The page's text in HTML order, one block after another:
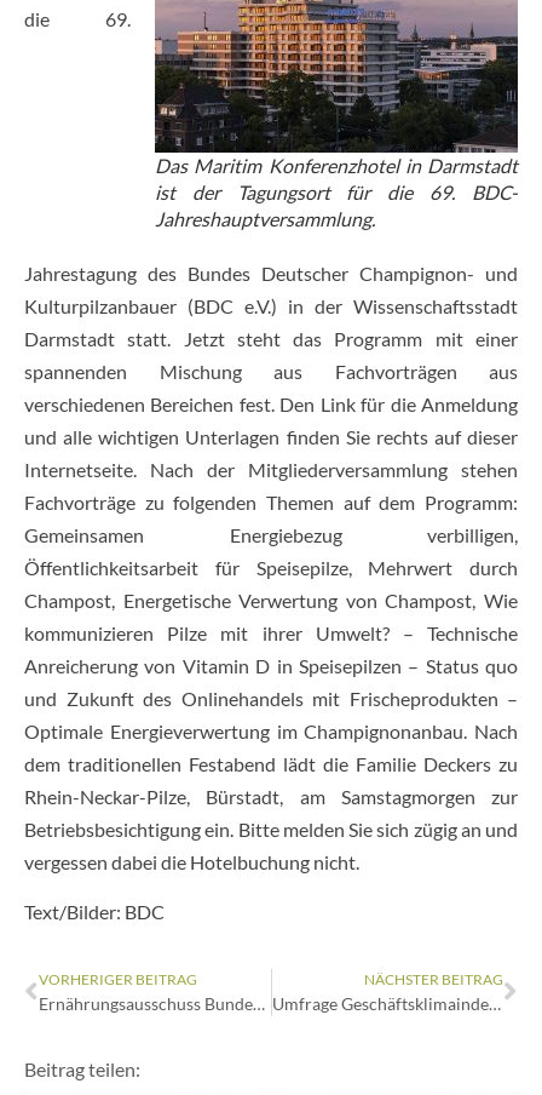
Das Maritim Konferenzhotel in Darmstadt
ist der Tagungsort für die 69. BDC-
Jahreshauptversammlung.
die 69.
Jahrestagung des Bundes Deutscher Champignon- und
Kulturpilzanbauer (BDC e.V.) in der Wissenschaftsstadt
Darmstadt statt. Jetzt steht das Programm mit einer
spannenden Mischung aus Fachvorträgen aus
verschiedenen Bereichen fest. Den Link für die Anmeldung
und alle wichtigen Unterlagen finden Sie rechts auf dieser
Internetseite. Nach der Mitgliederversammlung stehen
Fachvorträge zu folgenden Themen auf dem Programm:
Gemeinsamen Energiebezug verbilligen,
Öffentlichkeitsarbeit für Speisepilze, Mehrwert durch
Champost, Energetische Verwertung von Champost, Wie
kommunizieren Pilze mit ihrer Umwelt? – Technische
Anreicherung von Vitamin D in Speisepilzen – Status quo
und Zukunft des Onlinehandels mit Frischeprodukten –
Optimale Energieverwertung im Champignonanbau. Nach
dem traditionellen Festabend lädt die Familie Deckers zu
Rhein-Neckar-Pilze, Bürstadt, am Samstagmorgen zur
Betriebsbesichtigung ein. Bitte melden Sie sich zügig an und
vergessen dabei die Hotelbuchung nicht.
Text/Bilder: BDC
VORHERIGER BEITRAG
Ernährungsausschuss Bundestag besucht Pilzpavillon auf der IGA
NÄCHSTER BEITRAG
Umfrage Geschäftsklimaindex startet
Beitrag teilen: